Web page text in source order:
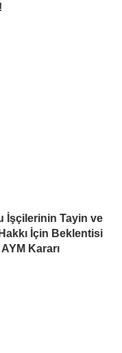
İşçilerinin Tayin ve
İçin Beklentisi
Kararı